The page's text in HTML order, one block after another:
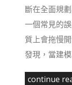
斷在全面規
一個常見的
質上會拖慢
發現，當建模
continue